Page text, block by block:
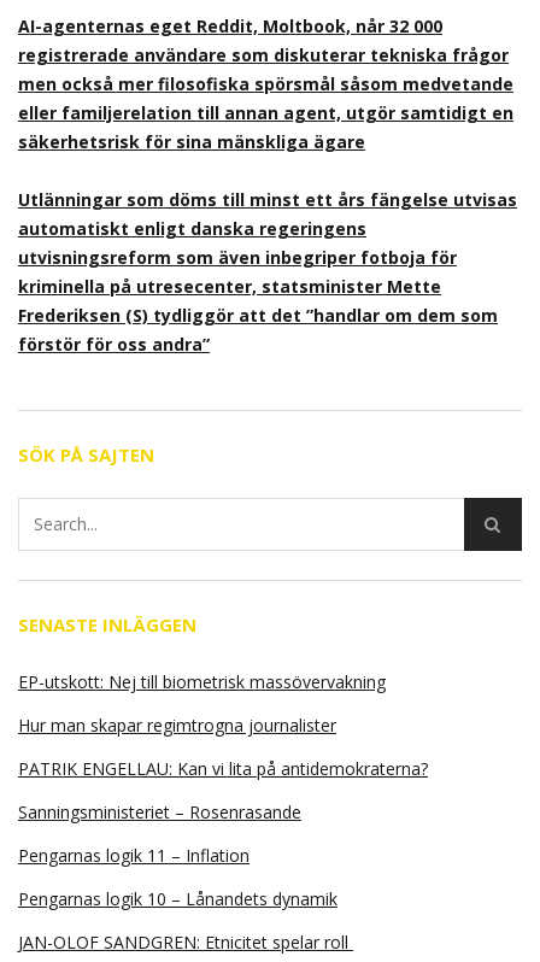
AI-agenternas eget Reddit, Moltbook, når 32 000
registrerade användare som diskuterar tekniska frågor
men också mer filosofiska spörsmål såsom medvetande
eller familjerelation till annan agent, utgör samtidigt en
säkerhetsrisk för sina mänskliga ägare
Utlänningar som döms till minst ett års fängelse utvisas
automatiskt enligt danska regeringens
utvisningsreform som även inbegriper fotboja för
kriminella på utresecenter, statsminister Mette
Frederiksen (S) tydliggör att det ”handlar om dem som
förstör för oss andra”
SÖK PÅ SAJTEN
SENASTE INLÄGGEN
EP-utskott: Nej till biometrisk massövervakning
Hur man skapar regimtrogna journalister
PATRIK ENGELLAU: Kan vi lita på antidemokraterna?
Sanningsministeriet – Rosenrasande
Pengarnas logik 11 – Inflation
Pengarnas logik 10 – Lånandets dynamik
JAN-OLOF SANDGREN: Etnicitet spelar roll